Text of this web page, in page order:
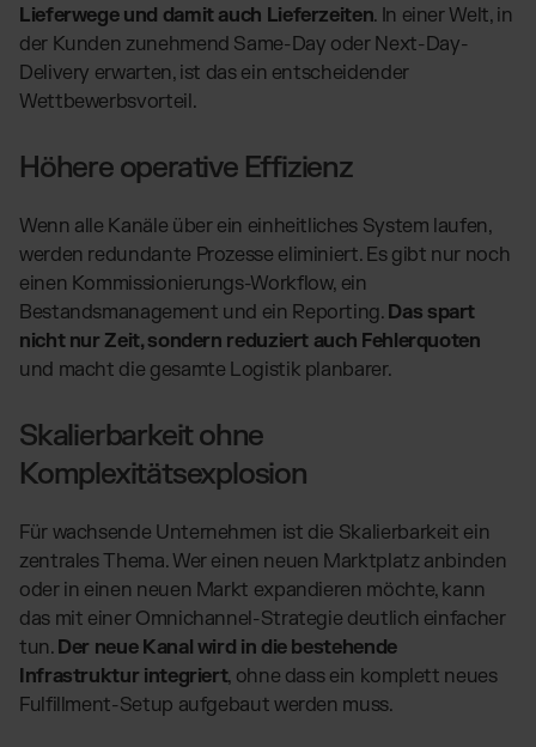
Lieferwege und damit auch Lieferzeiten. In einer Welt, in
der Kunden zunehmend Same-Day oder Next-Day-
Delivery erwarten, ist das ein entscheidender
Wettbewerbsvorteil.
Höhere operative Effizienz
Wenn alle Kanäle über ein einheitliches System laufen,
werden redundante Prozesse eliminiert. Es gibt nur noch
einen Kommissionierungs-Workflow, ein
Bestandsmanagement und ein Reporting. Das spart
nicht nur Zeit, sondern reduziert auch Fehlerquoten
und macht die gesamte Logistik planbarer.
Skalierbarkeit ohne
Komplexitätsexplosion
Für wachsende Unternehmen ist die Skalierbarkeit ein
zentrales Thema. Wer einen neuen Marktplatz anbinden
oder in einen neuen Markt expandieren möchte, kann
das mit einer Omnichannel-Strategie deutlich einfacher
tun. Der neue Kanal wird in die bestehende
Infrastruktur integriert, ohne dass ein komplett neues
Fulfillment-Setup aufgebaut werden muss.